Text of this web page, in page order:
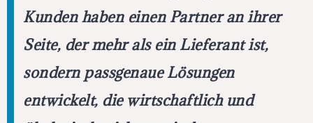
Kunden haben einen Partner an ihrer
Seite, der mehr als ein Lieferant ist,
sondern passgenaue Lösungen
entwickelt, die wirtschaftlich und